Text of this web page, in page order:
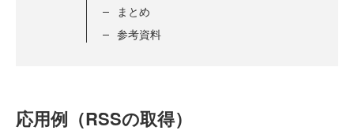
まとめ
参考資料
応用例（RSSの取得）